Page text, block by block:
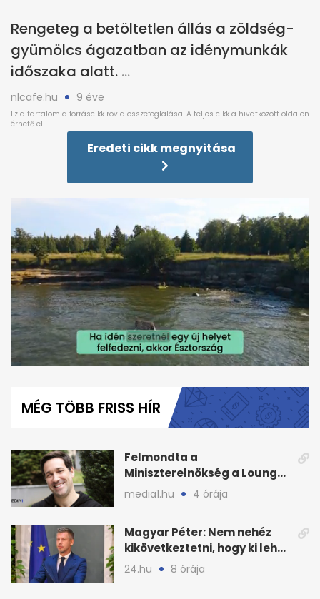
Rengeteg a betöltetlen állás a zöldség-
gyümölcs ágazatban az idénymunkák
időszaka alatt.
nlcafe.hu 9 éve
Eredeti cikk megnyitása
minute,
MÉG TÖBB FRISS HÍR
Felmondta a
Miniszterelnökség a Lounge
Event keretszerződését
media1.hu 4 órája
Magyar Péter: Nem nehéz
kikövetkeztetni, hogy ki lehet
a három jelölt
24.hu 8 órája